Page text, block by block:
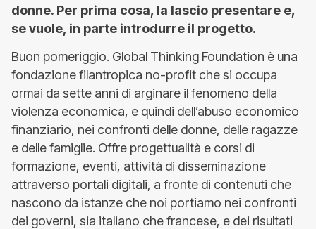
donne. Per prima cosa, la lascio presentare e,
se vuole, in parte introdurre il progetto.
Buon pomeriggio. Global Thinking Foundation è una
fondazione filantropica no-profit che si occupa
ormai da sette anni di arginare il fenomeno della
violenza economica, e quindi dell’abuso economico
finanziario, nei confronti delle donne, delle ragazze
e delle famiglie. Offre progettualità e corsi di
formazione, eventi, attività di disseminazione
attraverso portali digitali, a fronte di contenuti che
nascono da istanze che noi portiamo nei confronti
dei governi, sia italiano che francese, e dei risultati